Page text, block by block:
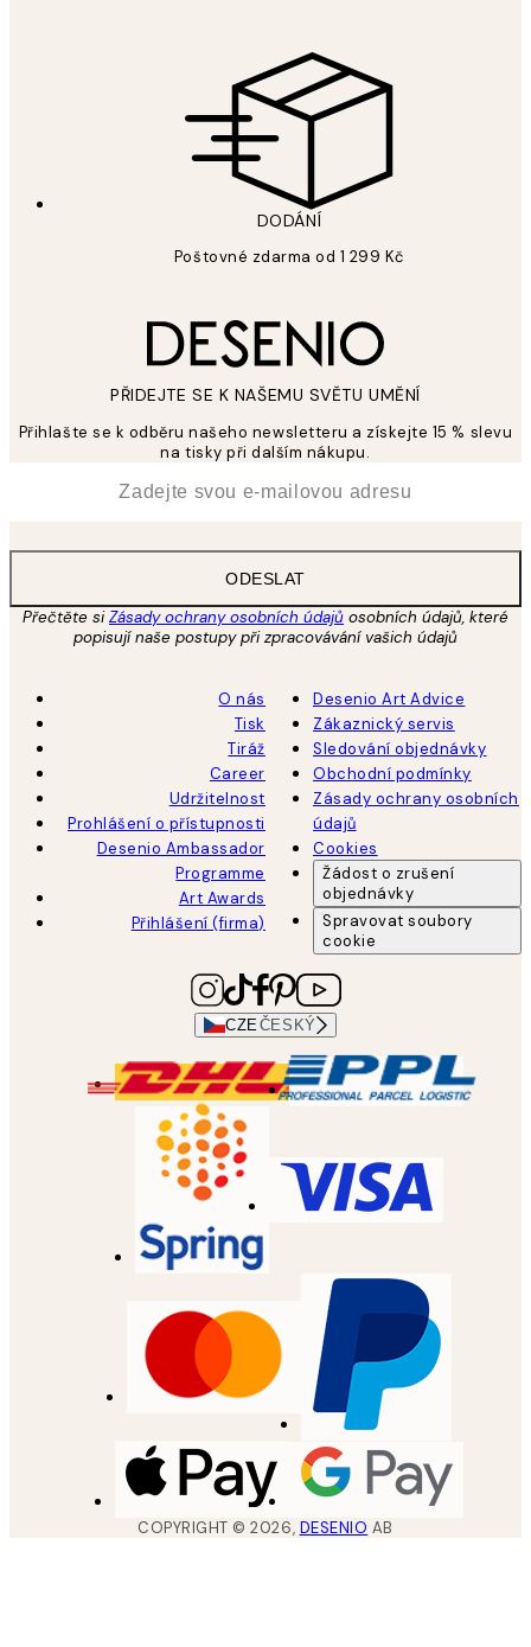
DODÁNÍ
Poštovné zdarma od 1 299 Kč
PŘIDEJTE SE K NAŠEMU SVĚTU UMĚNÍ
Přihlašte se k odběru našeho newsletteru a získejte 15 % slevu
na tisky při dalším nákupu.
ODESLAT
Přečtěte siZásady ochrany osobních údajů osobních údajů, které
popisují naše postupy při zpracovávání vašich údajů
O nás
Tisk
Tiráž
Career
Udržitelnost
Prohlášení o přístupnosti
Desenio Ambassador
Programme
Art Awards
Přihlášení (firma)
Desenio Art Advice
Zákaznický servis
Sledování objednávky
Obchodní podmínky
Zásady ochrany osobních
údajů
Cookies
Žádost o zrušení
objednávky
Spravovat soubory
cookie
CZEČESKÝ
COPYRIGHT ©2026, DESENIO AB